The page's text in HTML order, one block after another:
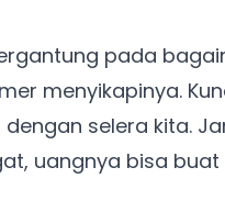
pada
menyikapinya.
selera kita.
uangnya bisa buat